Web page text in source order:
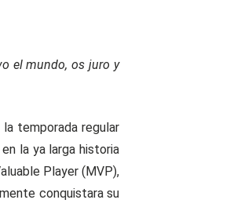
el mundo, os juro y
temporada regular
la ya larga historia
Player (MVP),
conquistara su